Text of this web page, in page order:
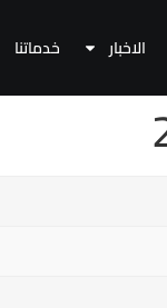
الاخبار خدماتنا